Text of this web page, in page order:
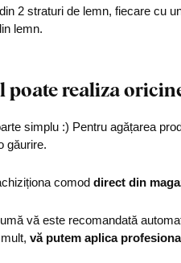
2 straturi de lemn, fiecare cu
lemn.
poate realiza
simplu :) Pentru agățarea
găurire.
comod direct din
vă este recomandată
vă putem aplica